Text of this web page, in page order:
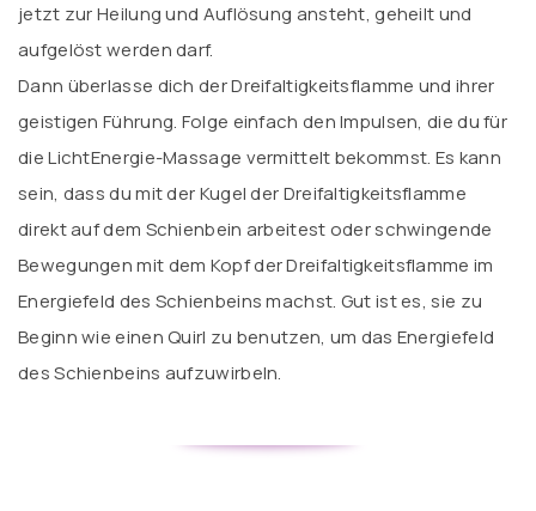
jetzt zur Heilung und Auflösung ansteht, geheilt und
aufgelöst werden darf.
Dann überlasse dich der Dreifaltigkeitsflamme und ihrer
geistigen Führung. Folge einfach den Impulsen, die du für
die LichtEnergie-Massage vermittelt bekommst. Es kann
sein, dass du mit der Kugel der Dreifaltigkeitsflamme
direkt auf dem Schienbein arbeitest oder schwingende
Bewegungen mit dem Kopf der Dreifaltigkeitsflamme im
Energiefeld des Schienbeins machst. Gut ist es, sie zu
Beginn wie einen Quirl zu benutzen, um das Energiefeld
des Schienbeins aufzuwirbeln.